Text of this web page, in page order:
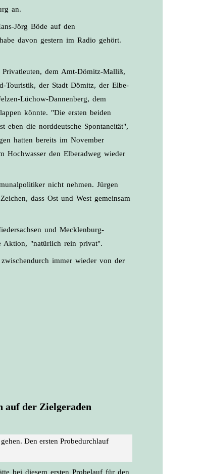
an.
Jörg Böde auf den
davon gestern im Radio gehört.
dem Amt-Dömitz-Malliß,
Touristik, der Stadt Dömitz, der Elbe-
Lüchow-Dannenberg, dem
könnte. "Die ersten beiden
eben die norddeutsche Spontaneität",
hatten bereits im November
Hochwasser den Elberadweg wieder
nicht nehmen. Jürgen
dass Ost und West gemeinsam
und Mecklenburg-
Aktion, "natürlich rein privat".
immer wieder von der
auf der Zielgeraden
Den ersten Probedurchlauf
bei diesem ersten Probelauf für den